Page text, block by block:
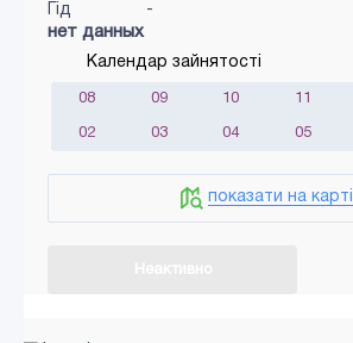
Гід
-
нет данных
Календар зайнятості
08 09 10 11
02 03 04 05
показати на карті